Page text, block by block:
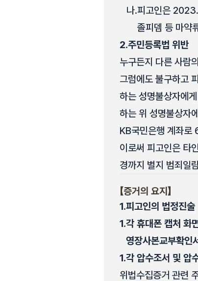
나.피고인은
졸피뎀 등 마약
2.주민등록법 위반
누구든지 다른 사람
그럼에도 불구하고
하는 성명불상자에
하는 위 성명불상자
KB국민은행 계좌로
이로써 피고인은 타
경까지 별지 범죄일
【증거의 요지】
1.피고인의 법정진술
1.각 휴대폰 캡처 화
영장사본교부확인
1.각 압수조서 및 압
위법수집증거 관련